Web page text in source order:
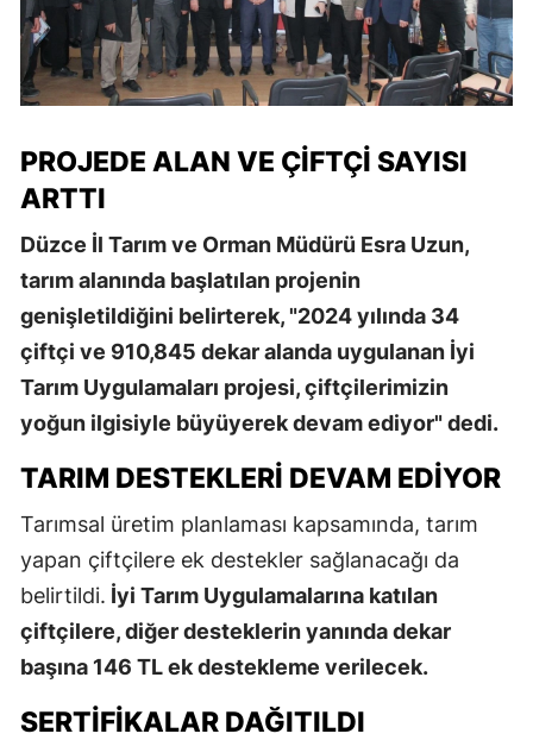
PROJEDE ALAN VE ÇIFTÇI SAYISI
ARTTI
Düzce İl Tarım ve Orman Müdürü Esra Uzun,
tarım alanında başlatılan projenin
genişletildiğini belirterek, "2024 yılında 34
çiftçi ve 910,845 dekar alanda uygulanan İyi
Tarım Uygulamaları projesi, çiftçilerimizin
yoğun ilgisiyle büyüyerek devam ediyor" dedi.
TARIM DESTEKLERI DEVAM EDIYOR
Tarımsal üretim planlaması kapsamında, tarım
yapan çiftçilere ek destekler sağlanacağı da
belirtildi. İyi Tarım Uygulamalarına katılan
çiftçilere, diğer desteklerin yanında dekar
başına 146 TL ek destekleme verilecek.
SERTIFIKALAR DAĞITILDI